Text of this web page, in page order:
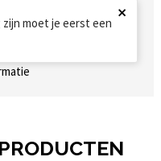
moet je eerst een ×